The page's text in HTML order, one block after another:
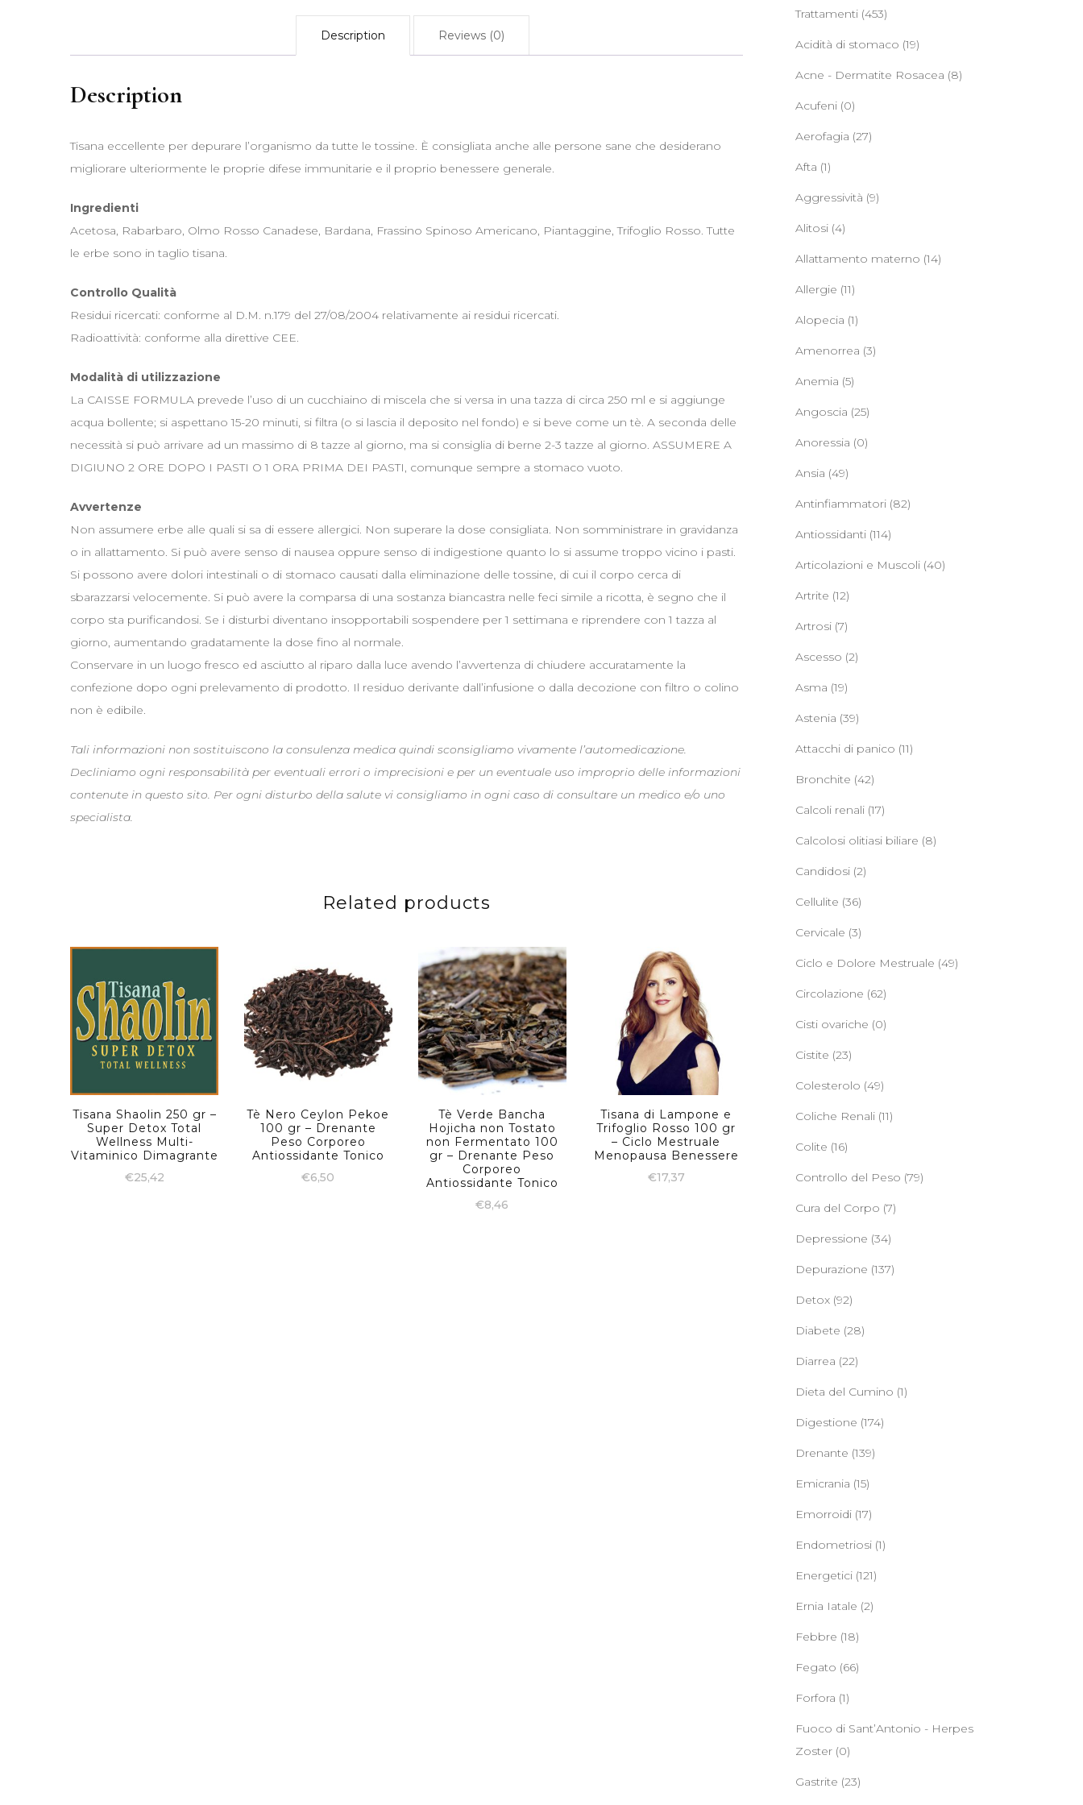
Description Reviews (0)
Description
Tisana eccellente per depurare l’organismo da tutte le tossine. È consigliata anche alle persone sane che desiderano
migliorare ulteriormente le proprie difese immunitarie e il proprio benessere generale.
Ingredienti
Acetosa, Rabarbaro, Olmo Rosso Canadese, Bardana, Frassino Spinoso Americano, Piantaggine, Trifoglio Rosso. Tutte
le erbe sono in taglio tisana.
Controllo Qualità
Residui ricercati: conforme al D.M. n.179 del 27/08/2004 relativamente ai residui ricercati.
Radioattività: conforme alla direttive CEE.
Modalità di utilizzazione
La CAISSE FORMULA prevede l’uso di un cucchiaino di miscela che si versa in una tazza di circa 250 ml e si aggiunge
acqua bollente; si aspettano 15-20 minuti, si filtra (o si lascia il deposito nel fondo) e si beve come un tè. A seconda delle
necessità si può arrivare ad un massimo di 8 tazze al giorno, ma si consiglia di berne 2-3 tazze al giorno. ASSUMERE A
DIGIUNO 2 ORE DOPO I PASTI O 1 ORA PRIMA DEI PASTI, comunque sempre a stomaco vuoto.
Avvertenze
Non assumere erbe alle quali si sa di essere allergici. Non superare la dose consigliata. Non somministrare in gravidanza
o in allattamento. Si può avere senso di nausea oppure senso di indigestione quanto lo si assume troppo vicino i pasti.
Si possono avere dolori intestinali o di stomaco causati dalla eliminazione delle tossine, di cui il corpo cerca di
sbarazzarsi velocemente. Si può avere la comparsa di una sostanza biancastra nelle feci simile a ricotta, è segno che il
corpo sta purificandosi. Se i disturbi diventano insopportabili sospendere per 1 settimana e riprendere con 1 tazza al
giorno, aumentando gradatamente la dose fino al normale.
Conservare in un luogo fresco ed asciutto al riparo dalla luce avendo l’avvertenza di chiudere accuratamente la
confezione dopo ogni prelevamento di prodotto. Il residuo derivante dall’infusione o dalla decozione con filtro o colino
non è edibile.
Tali informazioni non sostituiscono la consulenza medica quindi sconsigliamo vivamente l’automedicazione.
Decliniamo ogni responsabilità per eventuali errori o imprecisioni e per un eventuale uso improprio delle informazioni
contenute in questo sito. Per ogni disturbo della salute vi consigliamo in ogni caso di consultare un medico e/o uno
specialista.
Related products
Tisana Shaolin 250 gr –
Super Detox Total
Wellness Multi-
Vitaminico Dimagrante
€25,42
Tè Nero Ceylon Pekoe
100 gr – Drenante
Peso Corporeo
Antiossidante Tonico
€6,50
Tè Verde Bancha
Hojicha non Tostato
non Fermentato 100
gr – Drenante Peso
Corporeo
Antiossidante Tonico
€8,46
Tisana di Lampone e
Trifoglio Rosso 100 gr
– Ciclo Mestruale
Menopausa Benessere
€17,37
Trattamenti (453)
Acidità di stomaco (19)
Acne - Dermatite Rosacea (8)
Acufeni (0)
Aerofagia (27)
Afta (1)
Aggressività (9)
Alitosi (4)
Allattamento materno (14)
Allergie (11)
Alopecia (1)
Amenorrea (3)
Anemia (5)
Angoscia (25)
Anoressia (0)
Ansia (49)
Antinfiammatori (82)
Antiossidanti (114)
Articolazioni e Muscoli (40)
Artrite (12)
Artrosi (7)
Ascesso (2)
Asma (19)
Astenia (39)
Attacchi di panico (11)
Bronchite (42)
Calcoli renali (17)
Calcolosi olitiasi biliare (8)
Candidosi (2)
Cellulite (36)
Cervicale (3)
Ciclo e Dolore Mestruale (49)
Circolazione (62)
Cisti ovariche (0)
Cistite (23)
Colesterolo (49)
Coliche Renali (11)
Colite (16)
Controllo del Peso (79)
Cura del Corpo (7)
Depressione (34)
Depurazione (137)
Detox (92)
Diabete (28)
Diarrea (22)
Dieta del Cumino (1)
Digestione (174)
Drenante (139)
Emicrania (15)
Emorroidi (17)
Endometriosi (1)
Energetici (121)
Ernia Iatale (2)
Febbre (18)
Fegato (66)
Forfora (1)
Fuoco di Sant’Antonio - Herpes
Zoster (0)
Gastrite (23)